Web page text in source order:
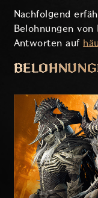
Nachfolgend
Belohnungen von
Antworten auf